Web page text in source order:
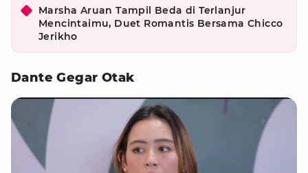
Marsha Aruan Tampil Beda di Terlanjur
Mencintaimu, Duet Romantis Bersama Chicco
Jerikho
Dante Gegar Otak